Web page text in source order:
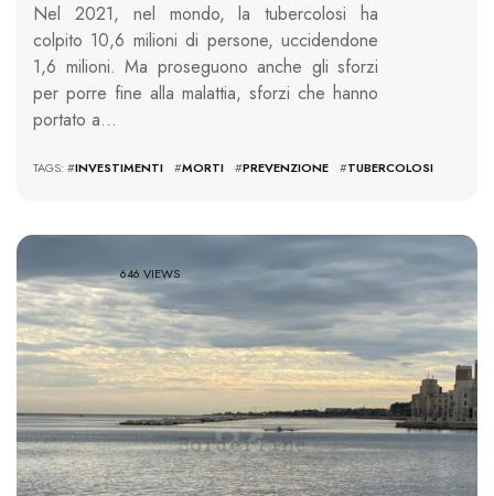
Nel 2021, nel mondo, la tubercolosi ha
colpito 10,6 milioni di persone, uccidendone
1,6 milioni. Ma proseguono anche gli sforzi
per porre fine alla malattia, sforzi che hanno
portato a…
TAGS: #INVESTIMENTI #MORTI #PREVENZIONE #TUBERCOLOSI
646 VIEWS